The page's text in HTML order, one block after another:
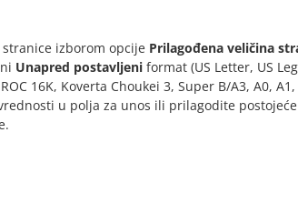
izborom opcije Prilagođena veličina
Unapred postavljeni format (US Letter, US
16K, Koverta Choukei 3, Super B/A3, A0,
u polja za unos ili prilagodite